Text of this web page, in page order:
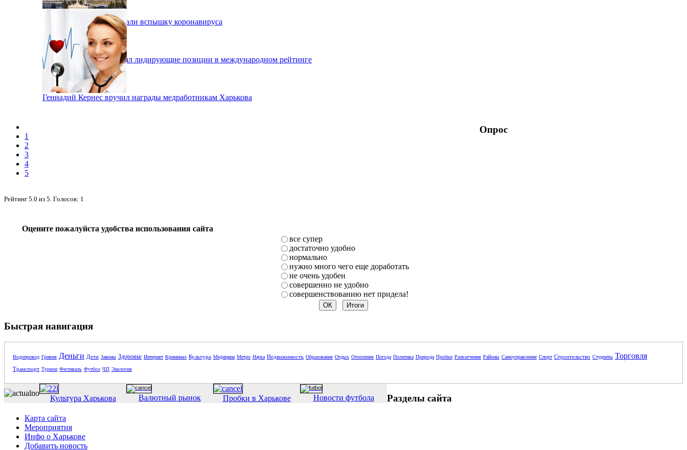
В Харькове зафиксировали вспышку коронавируса
Аэропорт Харькова занял лидирующие позиции в международном рейтинге
Геннадий Кернес вручил награды медработникам Харькова
1
2
3
4
5
Рейтинг 5.0 из 5. Голосов: 1
Опрос
Оцените пожалуйста удобства использования сайта
все супер
достаточно удобно
нормально
нужно много чего еще доработать
не очень удобен
совершенно не удобно
совершенствованию нет придела!
Быстрая навигация
Водопровод Гривня Деньги Дети Законы Здоровье Интернет Криминал Культура Медицина Метро Наука Недвижимость Образование Отдых Отопление Погода Политика Природа Пробки Развлечения Районы Самоуправление Спорт Строительство Студенты Торговля
Транспорт Туризм Фестиваль Футбол ЧП Экология
Культура Харькова Валютный рынок Пробки в Харькове Новости футбола Разделы сайта
Карта сайта
Мероприятия
Инфо о Харькове
Добавить новость